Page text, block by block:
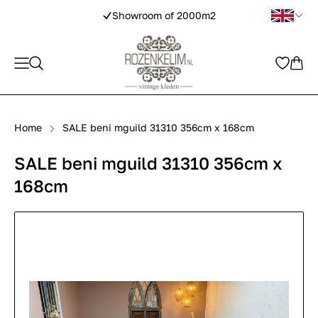
Showroom of 2000m2
Home SALE beni mguild 31310 356cm x 168cm
SALE beni mguild 31310 356cm x
168cm